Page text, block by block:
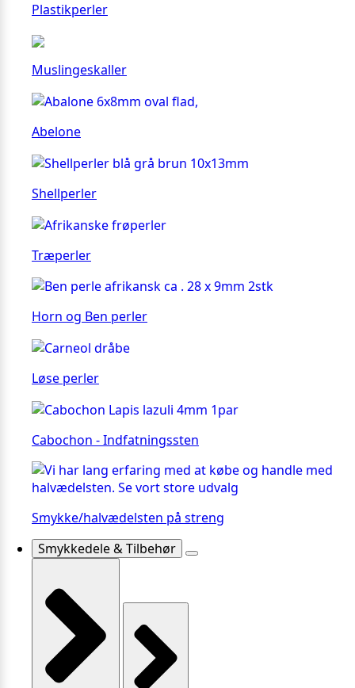
Plastikperler
Muslingeskaller
Abelone
Shellperler
Træperler
Horn og Ben perler
Løse perler
Cabochon - Indfatningssten
Smykke/halvædelsten på streng
Smykkedele & Tilbehør